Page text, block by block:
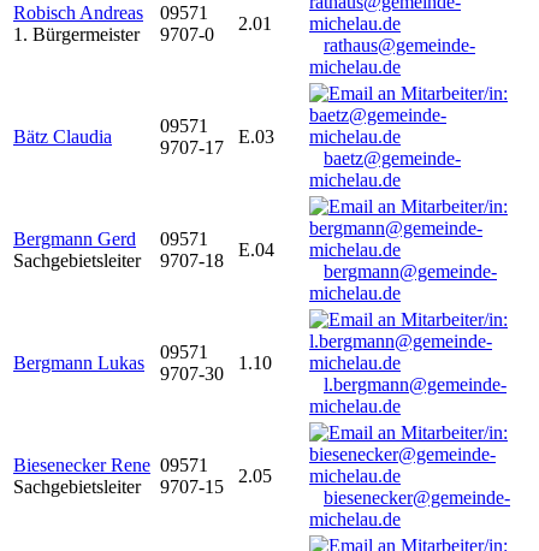
Robisch Andreas
1. Bürgermeister
09571
9707-0
2.01
rathaus@gemeinde-
michelau.de
Bätz Claudia
09571
9707-17
E.03
baetz@gemeinde-
michelau.de
Bergmann Gerd
Sachgebietsleiter
09571
9707-18
E.04
bergmann@gemeinde-
michelau.de
Bergmann Lukas
09571
9707-30
1.10
l.bergmann@gemeinde-
michelau.de
Biesenecker Rene
Sachgebietsleiter
09571
9707-15
2.05
biesenecker@gemeinde-
michelau.de